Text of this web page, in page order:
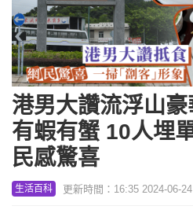
港男大讚流浮山
有蝦有蟹 10人埋
民感驚喜
生活百科 更新時間：16:35 2024-06-